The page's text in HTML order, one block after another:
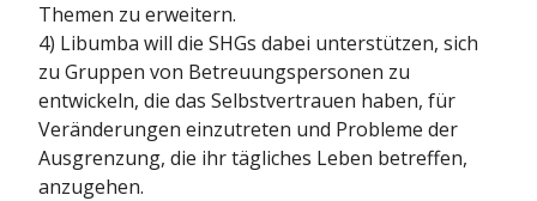
Themen zu erweitern.
4) Libumba will die SHGs dabei unterstützen, sich
zu Gruppen von Betreuungspersonen zu
entwickeln, die das Selbstvertrauen haben, für
Veränderungen einzutreten und Probleme der
Ausgrenzung, die ihr tägliches Leben betreffen,
anzugehen.